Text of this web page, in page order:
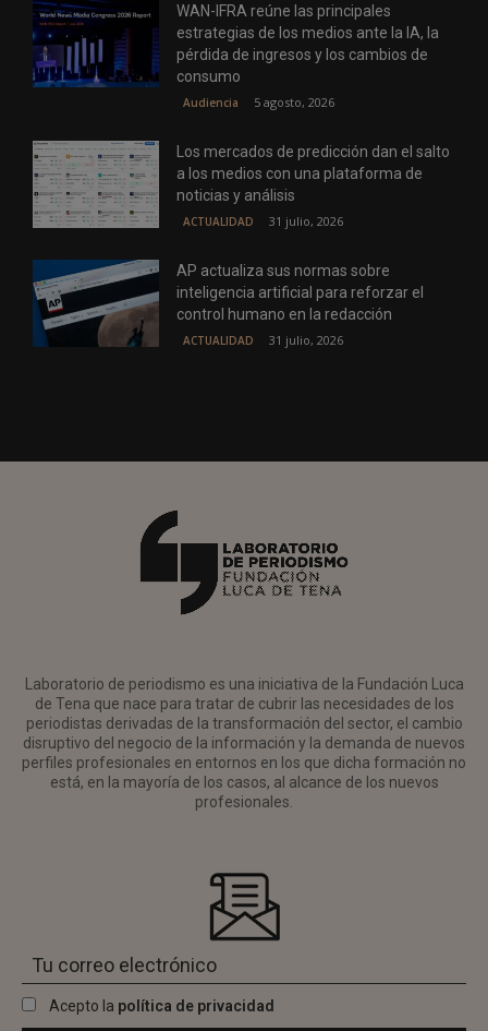
WAN-IFRA reúne las principales
estrategias de los medios ante la IA, la
pérdida de ingresos y los cambios de
consumo
Audiencia 5 agosto, 2026
Los mercados de predicción dan el salto
a los medios con una plataforma de
noticias y análisis
ACTUALIDAD 31 julio, 2026
AP actualiza sus normas sobre
inteligencia artificial para reforzar el
control humano en la redacción
ACTUALIDAD 31 julio, 2026
Laboratorio de periodismo es una iniciativa de la Fundación Luca
de Tena que nace para tratar de cubrir las necesidades de los
periodistas derivadas de la transformación del sector, el cambio
disruptivo del negocio de la información y la demanda de nuevos
perfiles profesionales en entornos en los que dicha formación no
está, en la mayoría de los casos, al alcance de los nuevos
profesionales.
Acepto la política de privacidad